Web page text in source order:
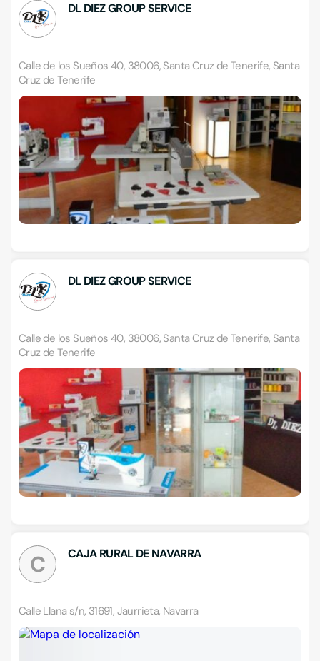
DL DIEZ GROUP SERVICE
Calle de los Sueños 40, 38006, Santa Cruz de Tenerife, Santa
Cruz de Tenerife
DL DIEZ GROUP SERVICE
Calle de los Sueños 40, 38006, Santa Cruz de Tenerife, Santa
Cruz de Tenerife
C CAJA RURAL DE NAVARRA
Calle Llana s/n, 31691, Jaurrieta, Navarra